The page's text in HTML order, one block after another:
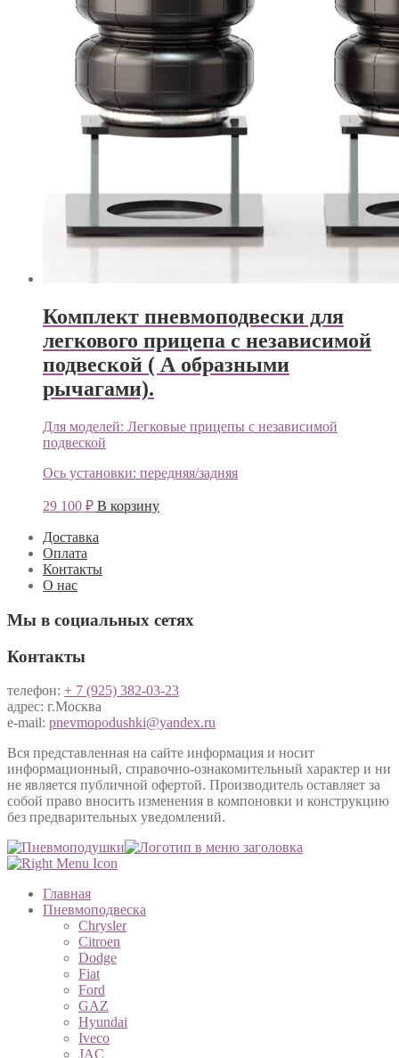
Комплект пневмоподвески для
легкового прицепа с независимой
подвеской ( А образными
рычагами).
Для моделей: Легковые прицепы с независимой
подвеской
Ось установки: передняя/задняя
29 100 ₽ В корзину
Доставка
Оплата
Контакты
О нас
Мы в социальных сетях
Контакты
телефон: + 7 (925) 382-03-23
адрес: г.Москва
e-mail: pnevmopodushki@yandex.ru
Вся представленная на сайте информация и носит
информационный, справочно-ознакомительный характер и ни
не является публичной офертой. Производитель оставляет за
собой право вносить изменения в компоновки и конструкцию
без предварительных уведомлений.
Главная
Пневмоподвеска
Chrysler
Citroen
Dodge
Fiat
Ford
GAZ
Hyundai
Iveco
JAC